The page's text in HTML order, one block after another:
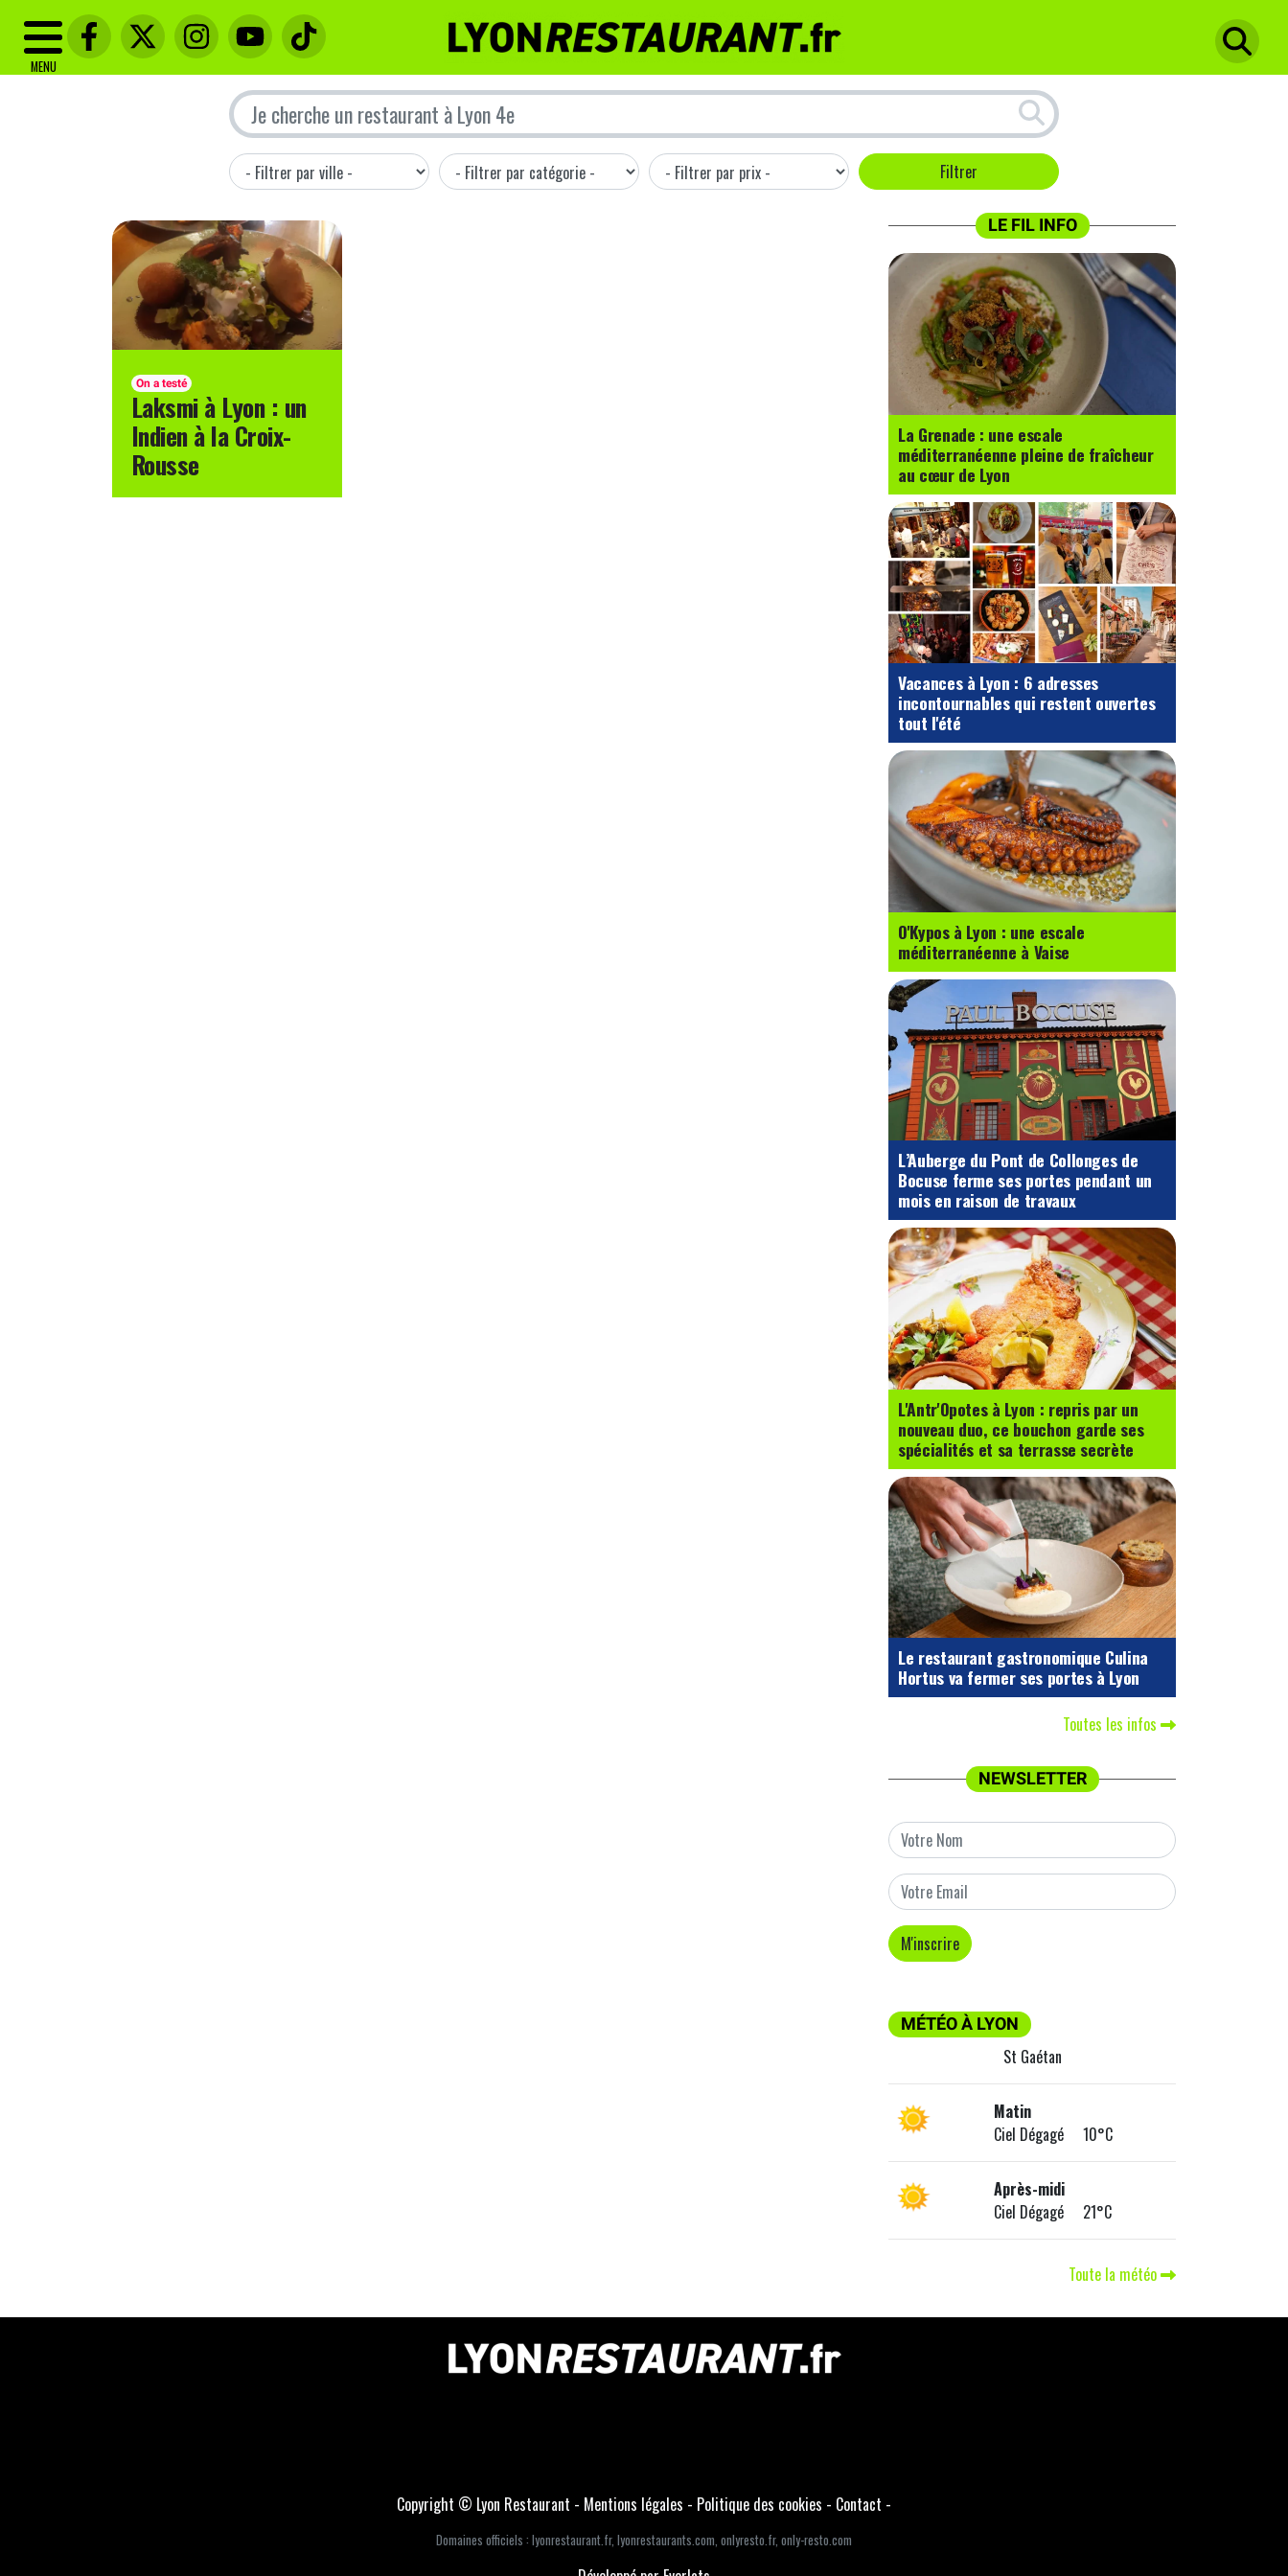
MENU
On a testé
Laksmi à Lyon : un
Indien à la Croix-
Rousse
LE FIL INFO
La Grenade : une escale
méditerranéenne pleine de fraîcheur
au cœur de Lyon
Vacances à Lyon : 6 adresses
incontournables qui restent ouvertes
tout l'été
O'Kypos à Lyon : une escale
méditerranéenne à Vaise
L’Auberge du Pont de Collonges de
Bocuse ferme ses portes pendant un
mois en raison de travaux
L'Antr'Opotes à Lyon : repris par un
nouveau duo, ce bouchon garde ses
spécialités et sa terrasse secrète
Le restaurant gastronomique Culina
Hortus va fermer ses portes à Lyon
Toutes les infos
NEWSLETTER
MÉTÉO À LYON
St Gaétan
Matin
Ciel Dégagé 10°C
Après-midi
Ciel Dégagé 21°C
Toute la météo
Copyright © Lyon Restaurant - Mentions légales - Politique des cookies - Contact -
Domaines officiels : lyonrestaurant.fr, lyonrestaurants.com, onlyresto.fr, only-resto.com